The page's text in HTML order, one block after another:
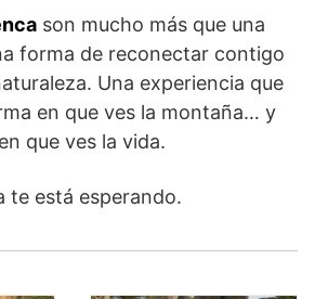
son mucho más que una
forma de reconectar contigo
Una experiencia que
en que ves la montaña… y
que ves la vida.
te está esperando.